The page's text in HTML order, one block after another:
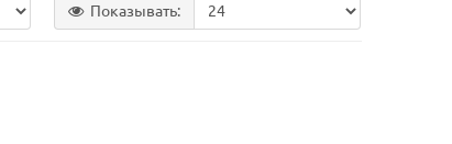
Показывать: